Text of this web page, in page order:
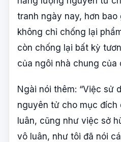
tranh ngày nay, hơn
không chỉ chống lại
còn chống lại bất kỳ
của ngôi nhà chung của
Ngài nói thêm: “Việc sử
nguyên tử cho mục đích
luân, cũng như việc sở
vô luân, như tôi đã nói